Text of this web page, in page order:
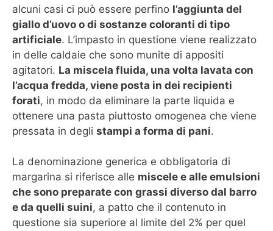
alcuni casi ci può essere perfino l’aggiunta del
giallo d’uovo o di sostanze coloranti di tipo
artificiale. L’impasto in questione viene realizzato
in delle caldaie che sono munite di appositi
agitatori. La miscela fluida, una volta lavata con
l’acqua fredda, viene posta in dei recipienti
forati, in modo da eliminare la parte liquida e
ottenere una pasta piuttosto omogenea che viene
pressata in degli stampi a forma di pani.
La denominazione generica e obbligatoria di
margarina si riferisce alle miscele e alle emulsioni
che sono preparate con grassi diverso dal barro
e da quelli suini, a patto che il contenuto in
questione sia superiore al limite del 2% per quel